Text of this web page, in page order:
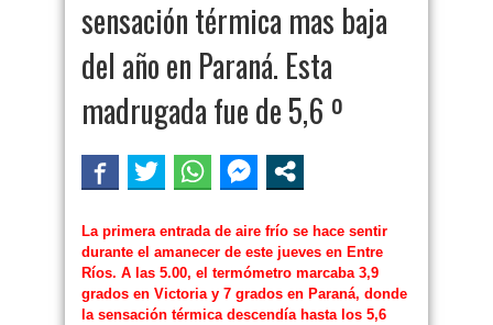
sensación térmica mas baja
del año en Paraná. Esta
madrugada fue de 5,6 º
La primera entrada de aire frío se hace sentir
durante el amanecer de este jueves en Entre
Ríos. A las 5.00, el termómetro marcaba 3,9
grados en Victoria y 7 grados en Paraná, donde
la sensación térmica descendía hasta los 5,6